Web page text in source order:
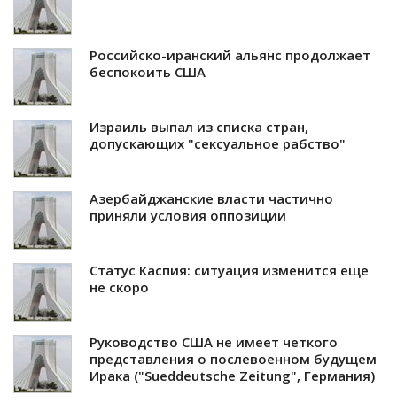
Российско-иранский альянс продолжает
беспокоить США
Израиль выпал из списка стран,
допускающих "сексуальное рабство"
Азербайджанские власти частично
приняли условия оппозиции
Статус Каспия: ситуация изменится еще
не скоро
Руководство США не имеет четкого
представления о послевоенном будущем
Ирака ("Sueddeutsche Zeitung", Германия)